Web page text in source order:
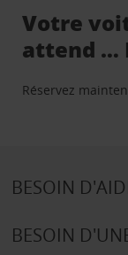
Votre
attend …
Réservez
BESOIN
BESOIN